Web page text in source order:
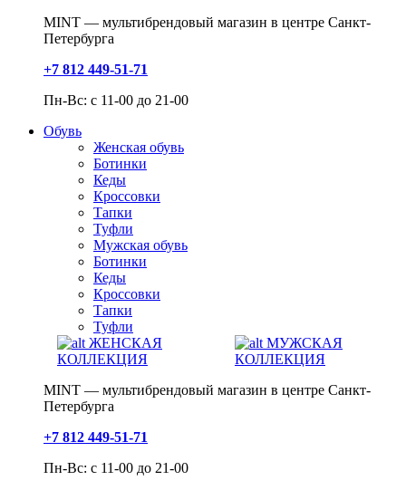
MINT — мультибрендовый магазин в центре Санкт-
Петербурга
+7 812 449-51-71
Пн-Вс: с 11-00 до 21-00
Обувь
Женская обувь
Ботинки
Кеды
Кроссовки
Тапки
Туфли
Мужская обувь
Ботинки
Кеды
Кроссовки
Тапки
Туфли
ЖЕНСКАЯ
КОЛЛЕКЦИЯ
МУЖСКАЯ
КОЛЛЕКЦИЯ
MINT — мультибрендовый магазин в центре Санкт-
Петербурга
+7 812 449-51-71
Пн-Вс: с 11-00 до 21-00